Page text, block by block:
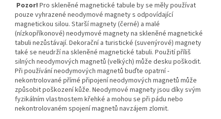
Pozor! Pro skleněné magnetické tabule by se měly používat
pouze vyhrazené neodymové magnety s odpovídající
magnetickou silou. Starší magnety (černé) a malé
(nízkopříkonové) neodymové magnety na skleněné magnetické
tabuli nezůstávají. Dekorační a turistické (suvenýrové) magnety
také se neudrží na skleněné magnetické tabuli. Použití příliš
silných neodymových magnetů (velkých) může desku poškodit.
Při používání neodymových magnetů buďte opatrní -
nekontrolované přímé připojení neodymových magnetů může
způsobit poškození kůže. Neodymové magnety jsou díky svým
fyzikálním vlastnostem křehké a mohou se při pádu nebo
nekontrolovaném spojení magnetů navzájem zlomit.